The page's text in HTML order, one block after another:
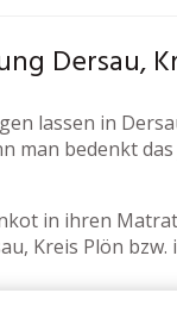
Dersau,
lassen in
man bedenkt
in ihren
Kreis Plön